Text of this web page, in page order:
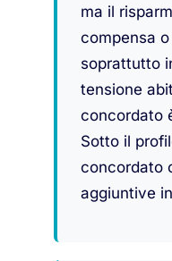
ma il
compensa
soprattutto
tensione
concordato
Sotto il
concordato
aggiuntive